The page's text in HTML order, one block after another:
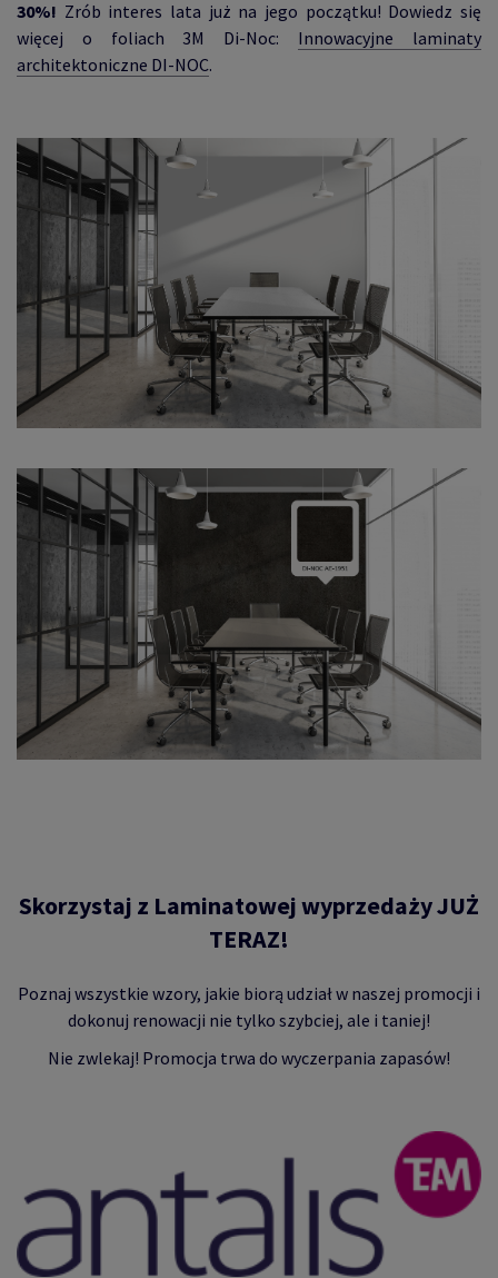
30%! Zrób interes lata już na jego początku! Dowiedz się
więcej o foliach 3M Di-Noc: Innowacyjne laminaty
architektoniczne DI-NOC.
Skorzystaj z Laminatowej wyprzedaży JUŻ
TERAZ!
Poznaj wszystkie wzory, jakie biorą udział w naszej promocji i
dokonuj renowacji nie tylko szybciej, ale i taniej!
Nie zwlekaj! Promocja trwa do wyczerpania zapasów!